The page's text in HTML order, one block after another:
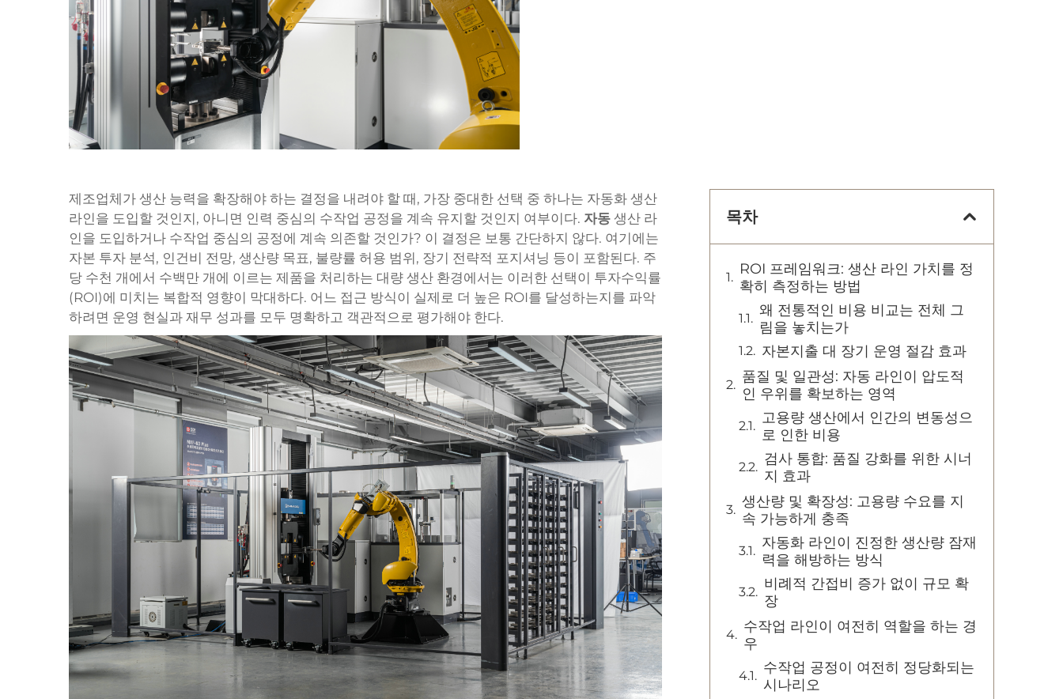
제조업체가 생산 능력을 확장해야 하는 결정을 내려야 할 때, 가장 중대한 선택 중 하나는 자동화 생산
라인을 도입할 것인지, 아니면 인력 중심의 수작업 공정을 계속 유지할 것인지 여부이다. 자동 생산 라
인을 도입하거나 수작업 중심의 공정에 계속 의존할 것인가? 이 결정은 보통 간단하지 않다. 여기에는
자본 투자 분석, 인건비 전망, 생산량 목표, 불량률 허용 범위, 장기 전략적 포지셔닝 등이 포함된다. 주
당 수천 개에서 수백만 개에 이르는 제품을 처리하는 대량 생산 환경에서는 이러한 선택이 투자수익률
(ROI)에 미치는 복합적 영향이 막대하다. 어느 접근 방식이 실제로 더 높은 ROI를 달성하는지를 파악
하려면 운영 현실과 재무 성과를 모두 명확하고 객관적으로 평가해야 한다.
목차
ROI 프레임워크: 생산 라인 가치를 정
확히 측정하는 방법
왜 전통적인 비용 비교는 전체 그
림을 놓치는가
자본지출 대 장기 운영 절감 효과
품질 및 일관성: 자동 라인이 압도적
인 우위를 확보하는 영역
고용량 생산에서 인간의 변동성으
로 인한 비용
검사 통합: 품질 강화를 위한 시너
지 효과
생산량 및 확장성: 고용량 수요를 지
속 가능하게 충족
자동화 라인이 진정한 생산량 잠재
력을 해방하는 방식
비례적 간접비 증가 없이 규모 확
장
수작업 라인이 여전히 역할을 하는 경
우
수작업 공정이 여전히 정당화되는
시나리오